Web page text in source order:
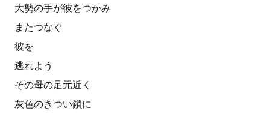
大勢の手が彼をつかみ
またつなぐ
彼を
逃れよう
その母の足元近く
灰色のきつい鎖に